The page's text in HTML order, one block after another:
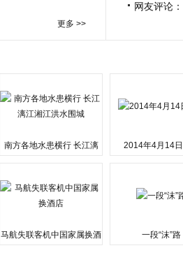
更多 >>
网友评论
南方各地水患横行 长江漓
2014年4月14
马航失联客机中国家属换酒
一段“沫”路